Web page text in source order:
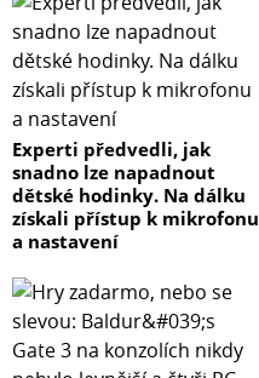
Experti předvedli, jak
snadno lze napadnout
dětské hodinky. Na dálku
získali přístup k mikrofonu
a nastavení